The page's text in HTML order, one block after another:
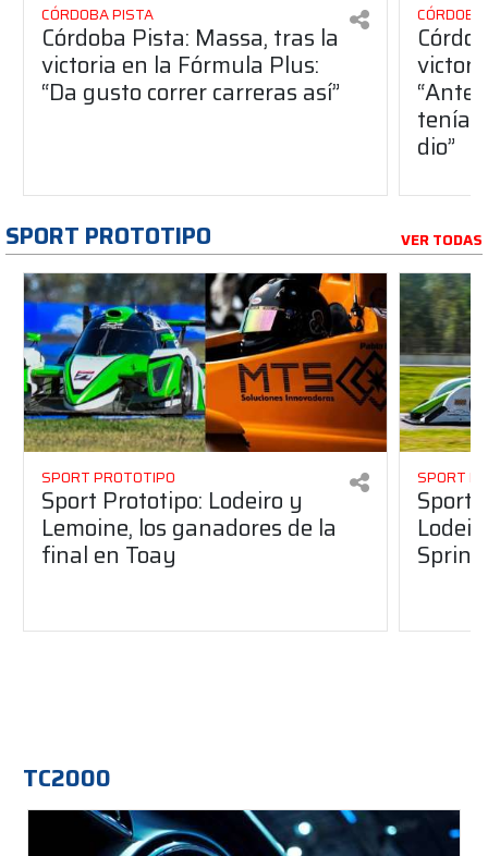
CÓRDOBA PISTA
Córdoba Pista: Massa, tras la
victoria en la Fórmula Plus:
“Da gusto correr carreras así”
dio”
SPORT PROTOTIPO VER TODAS
SPORT PROTOTIPO
Sport Prototipo: Lodeiro y
Lemoine, los ganadores de la
final en Toay
SPORT
Sport
Sprint
TC2000